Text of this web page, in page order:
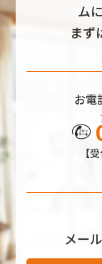
ム
まず
お電
【
メー